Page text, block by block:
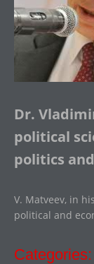
Dr.
political
politics
V. Matveev, in
political and
Categories: